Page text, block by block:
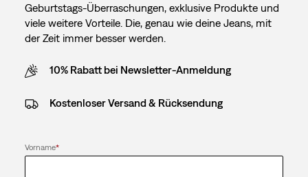
Geburtstags-Überraschungen, exklusive Produkte und
viele weitere Vorteile. Die, genau wie deine Jeans, mit
der Zeit immer besser werden.
10% Rabatt bei Newsletter-Anmeldung
Kostenloser Versand & Rücksendung
Vorname*